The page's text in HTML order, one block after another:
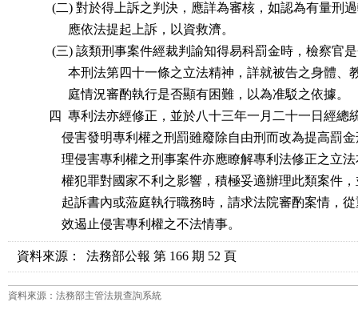
(二) 對於得上訴之判決，應詳為審核，如認為有量
                應依法提起上訴，以資救濟。
(三) 該類刑事案件經裁判諭知得易科罰金時，檢察
本刑法第四十一條之立法精神，詳就被告之身體
                庭情況審酌執行是否顯有困難，以為准駁之依據。
四  專利法亦經修正，並於八十三年一月二十一日經
侵害發明專利權之刑罰雖廢除自由刑而改為提高罰
理侵害專利權之刑事案件亦應瞭解專利法修正之立
權犯罪對國家不利之影響，積極妥適辦理此類案件
起訴書內或蒞庭執行職務時，請求法院審酌案情，
              效遏止侵害專利權之不法情事。
資料來源： 法務部公報 第 166 期 52 頁
資料來源：法務部主管法規查詢系統